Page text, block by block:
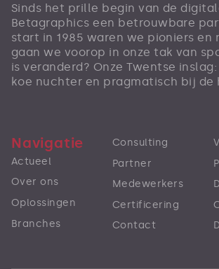
Sinds het prille begin van de
Betagraphics een betrouwbare
start in 1985 waren we pioniers en
gaan we voorop in onze tak van
is veranderd? Onze Twentse
koe nuchter en pragmatisch bij de
Navigatie
Actueel
Over ons
Oplossingen
Branches
Consulting
Partner
Medewerkers
Certificering
Contact